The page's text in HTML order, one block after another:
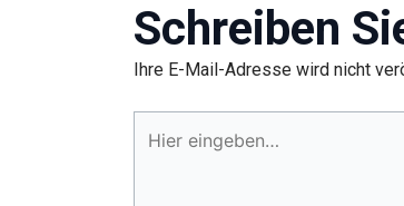
Schreiben
Ihre E-Mail-Adresse wird nicht
eingeben…